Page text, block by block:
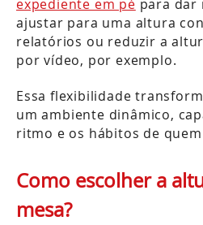
expediente em pé para dar
ajustar para uma altura
relatórios ou reduzir a
por vídeo, por exemplo.
Essa flexibilidade
um ambiente dinâmico,
ritmo e os hábitos de
Como escolher a
mesa?